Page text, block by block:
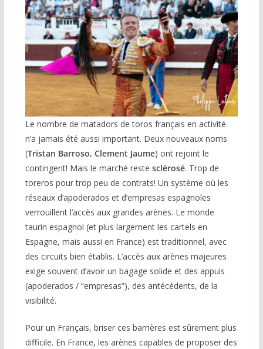
Le nombre de matadors de toros français en activité
n’a jamais été aussi important. Deux nouveaux noms
(Tristan Barroso, Clement Jaume) ont rejoint le
contingent! Mais le marché reste sclérosé. Trop de
toreros pour trop peu de contrats! Un système où les
réseaux d’apoderados et d’empresas espagnoles
verrouillent l’accès aux grandes arènes. Le monde
taurin espagnol (et plus largement les cartels en
Espagne, mais aussi en France) est traditionnel, avec
des circuits bien établis. L’accès aux arènes majeures
exige souvent d’avoir un bagage solide et des appuis
(apoderados / “empresas”), des antécédents, de la
visibilité.
Pour un Français, briser ces barrières est sûrement plus
difficile. En France, les arènes capables de proposer des